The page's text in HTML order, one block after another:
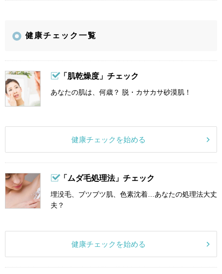
健康チェック一覧
「肌乾燥度」チェック
あなたの肌は、何歳？ 脱・カサカサ砂漠肌！
健康チェックを始める
「ムダ毛処理法」チェック
埋没毛、ブツブツ肌、色素沈着…あなたの処理法大丈
夫？
健康チェックを始める